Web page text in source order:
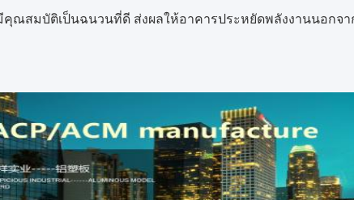
ณสมบัติเป็นฉนวนที่ดี ส่งผลให้อาคารประหยัดพลังงานนอกจา